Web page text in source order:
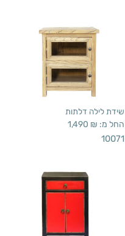
שידת לילה דלתות
החל מ: 1,490 ₪
10071